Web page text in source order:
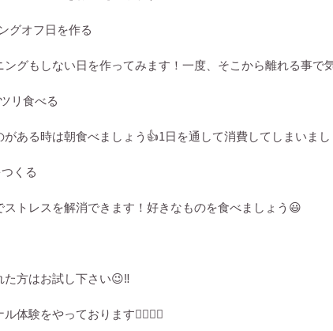
グオフ日を作る
グもしない日を作ってみます！一度、そこから離れる事で
リ食べる
ある時は朝食べましょう 👍1日を通して消費してしまいまし
くる
トレスを解消できます！好きなものを食べましょう 😃
方はお試し下さい😉‼️
体験をやっております🙆‍♂️🙆‍♀️